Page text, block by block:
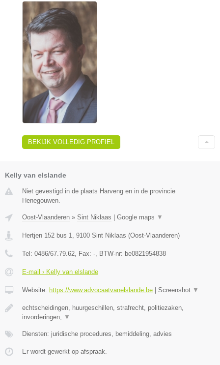
BEKIJK VOLLEDIG PROFIEL
Kelly van elslande
Niet gevestigd in de plaats Harveng en in de provincie
Henegouwen.
Oost-Vlaanderen » Sint Niklaas Google maps ▼
Hertjen 152 bus 1 9100 Sint Niklaas (Oost-Vlaanderen)
Tel: 0486/67.79.62 , Fax: - , BTW-nr: be0821954838
E-mail › Kelly van elslande
Website: https://www.advocaatvanelslande.be Screenshot ▼
echtscheidingen, huurgeschillen, strafrecht, politiezaken,
invorderingen,
▼
Diensten: juridische procedures, bemiddeling, advies
Er wordt gewerkt op afspraak.